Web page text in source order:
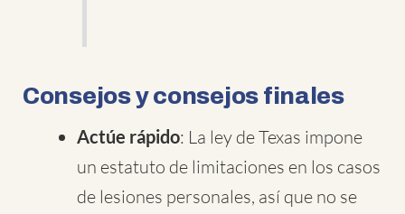
Consejos y consejos finales
Actúe rápido: La ley de Texas impone
un estatuto de limitaciones en los casos
de lesiones personales, así que no se